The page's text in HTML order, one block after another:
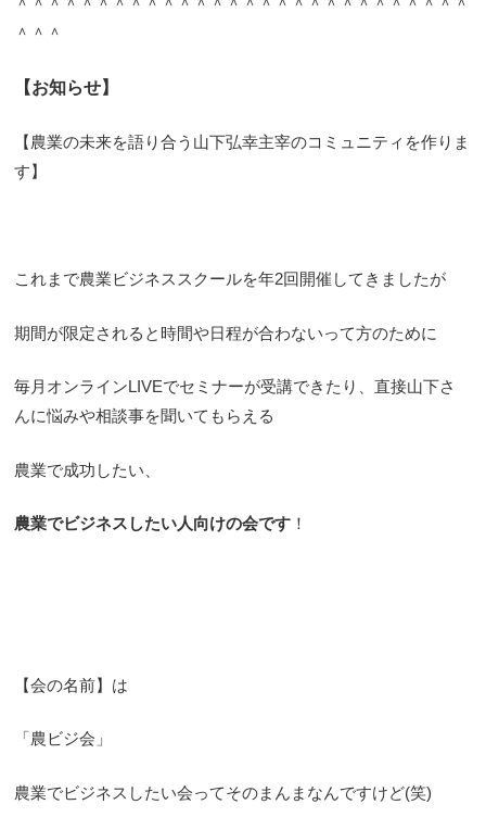
＾＾＾＾＾＾＾＾＾＾＾＾＾＾＾＾＾＾＾＾＾＾＾＾＾＾＾＾
＾＾＾
【お知らせ】
【農業の未来を語り合う山下弘幸主宰のコミュニティを作りま
す】
これまで農業ビジネススクールを年2回開催してきましたが
期間が限定されると時間や日程が合わないって方のために
毎月オンラインLIVEでセミナーが受講できたり、直接山下さ
んに悩みや相談事を聞いてもらえる
農業で成功したい、
農業でビジネスしたい人向けの会です ！
【会の名前】は
「農ビジ会」
農業でビジネスしたい会ってそのまんまなんですけど(笑)